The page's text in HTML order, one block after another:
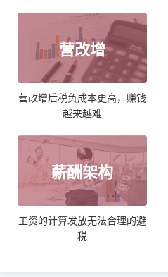
营改增
营改增后税负成本更高，赚钱
越来越难
薪酬架构
工资的计算发放无法合理的避
税